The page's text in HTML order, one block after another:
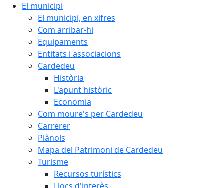
El municipi
El municipi, en xifres
Com arribar-hi
Equipaments
Entitats i associacions
Cardedeu
Història
L'apunt històric
Economia
Com moure's per Cardedeu
Carrerer
Plànols
Mapa del Patrimoni de Cardedeu
Turisme
Recursos turístics